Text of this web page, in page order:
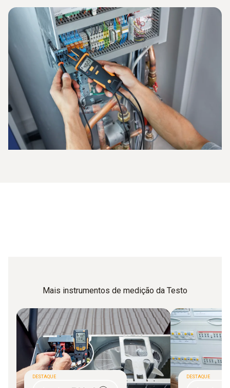
Mais instrumentos de medição da Testo
DESTAQUE DESTAQUE